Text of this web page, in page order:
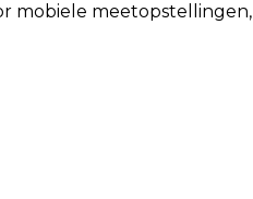
mobiele meetopstellingen,